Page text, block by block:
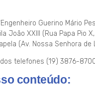
Guerino Mário
João XXIII (Rua Papa Pio
(Av. Nossa Senhora de
telefones (19) 3876-
conteúdo: